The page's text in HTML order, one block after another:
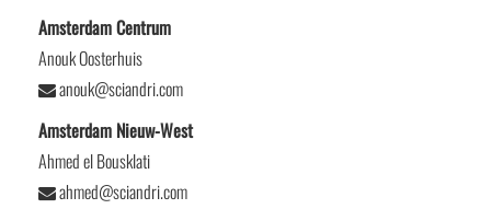
Amsterdam Centrum
Anouk Oosterhuis
anouk@sciandri.com
Amsterdam Nieuw-West
Ahmed el Bousklati
ahmed@sciandri.com